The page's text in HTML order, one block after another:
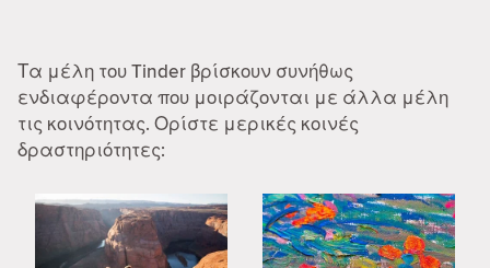
Τα μέλη του Tinder βρίσκουν συνήθως
ενδιαφέροντα που μοιράζονται με άλλα μέλη
τις κοινότητας. Ορίστε μερικές κοινές
δραστηριότητες: